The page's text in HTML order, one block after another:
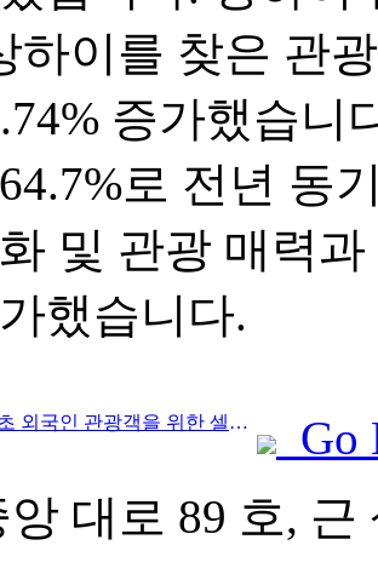
하이를 찾은 관
증가했습니
로 전년 동
및 관광 매력
했습니다.
Prev:중국 최초 외국인 관광객을 위한 셀프서비스 문화관광 소비 시스템 상하이에 출시
Go
대로 89 호, 근